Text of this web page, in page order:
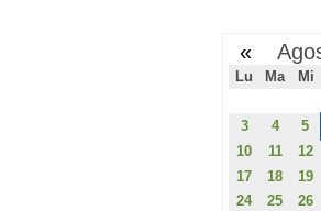
«
Lu Ma Mi
3
4 5
10
11 12
17
18 19
24
25 26